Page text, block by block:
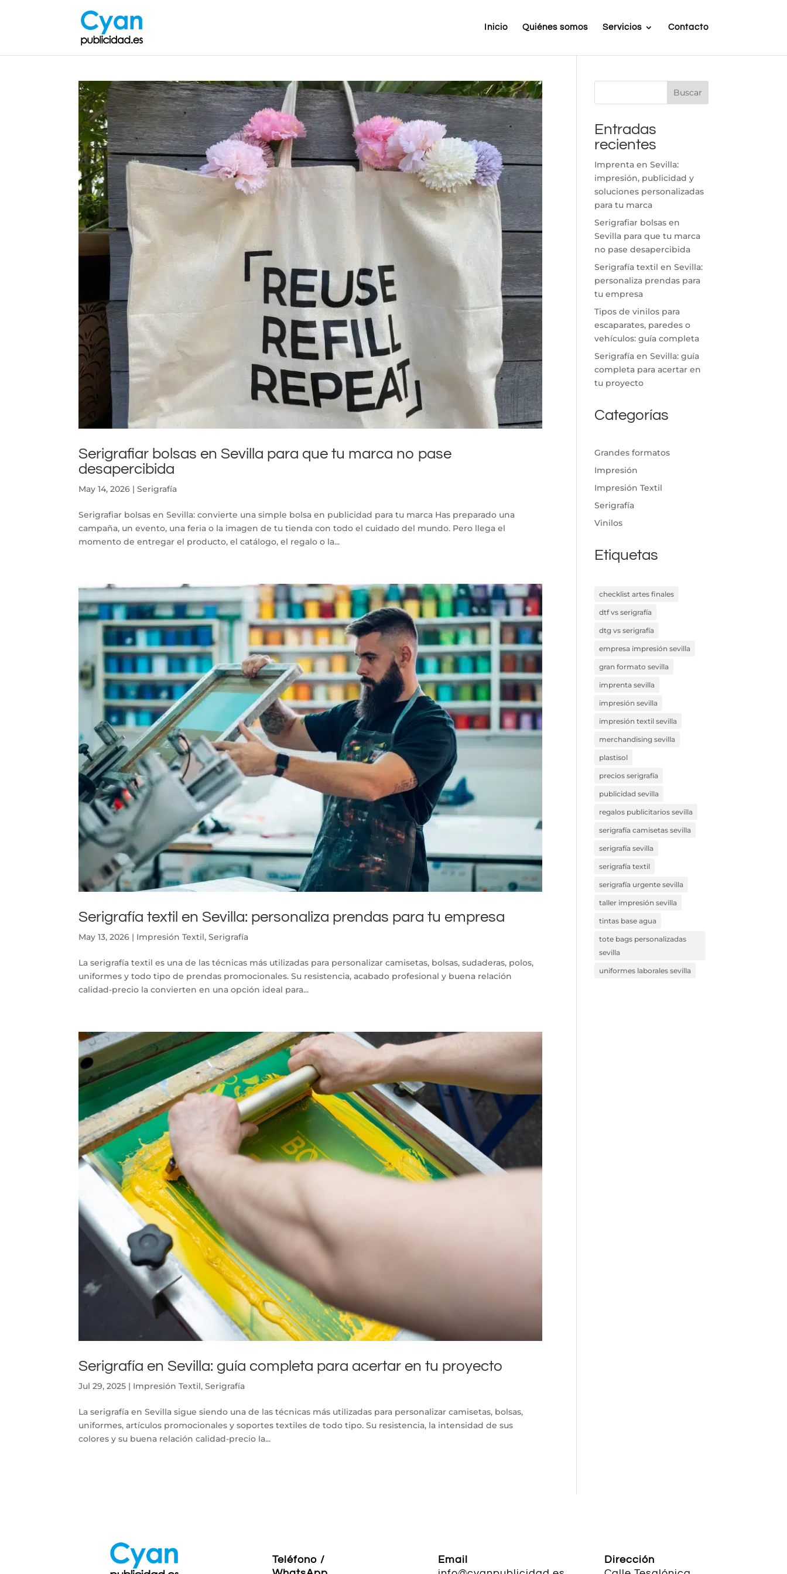
Inicio Quiénes somos Servicios Contacto
Serigrafiar bolsas en Sevilla para que tu marca no pase
desapercibida
May 14, 2026 |Serigrafía
Serigrafiar bolsas en Sevilla: convierte una simple bolsa en publicidad para tu marca Has preparado una
campaña, un evento, una feria o la imagen de tu tienda con todo el cuidado del mundo. Pero llega el
momento de entregar el producto, el catálogo, el regalo o la...
Serigrafía textil en Sevilla: personaliza prendas para tu empresa
May 13, 2026 | Impresión Textil,Serigrafía
La serigrafía textil es una de las técnicas más utilizadas para personalizar camisetas, bolsas, sudaderas, polos,
uniformes y todo tipo de prendas promocionales. Su resistencia, acabado profesional y buena relación
calidad-precio la convierten en una opción ideal para...
Serigrafía en Sevilla: guía completa para acertar en tu proyecto
Jul 29, 2025 | Impresión Textil,Serigrafía
La serigrafía en Sevilla sigue siendo una de las técnicas más utilizadas para personalizar camisetas, bolsas,
uniformes, artículos promocionales y soportes textiles de todo tipo. Su resistencia, la intensidad de sus
colores y su buena relación calidad-precio la...
Buscar
Entradas
recientes
Imprenta en Sevilla:
impresión, publicidad y
soluciones personalizadas
para tu marca
Serigrafiar bolsas en
Sevilla para que tu marca
no pase desapercibida
Serigrafía textil en Sevilla:
personaliza prendas para
tu empresa
Tipos de vinilos para
escaparates, paredes o
vehículos: guía completa
Serigrafía en Sevilla: guía
completa para acertar en
tu proyecto
Categorías
Grandes formatos
Impresión
Impresión Textil
Serigrafía
Vinilos
Etiquetas
checklist artes finales
dtf vs serigrafía
dtg vs serigrafía
empresa impresión sevilla
gran formato sevilla
imprenta sevilla
impresión sevilla
impresión textil sevilla
merchandising sevilla
plastisol
precios serigrafía
publicidad sevilla
regalos publicitarios sevilla
serigrafía camisetas sevilla
serigrafía sevilla
serigrafía textil
serigrafía urgente sevilla
taller impresión sevilla
tintas base agua
tote bags personalizadas
sevilla
uniformes laborales sevilla
Teléfono /
Email
Dirección